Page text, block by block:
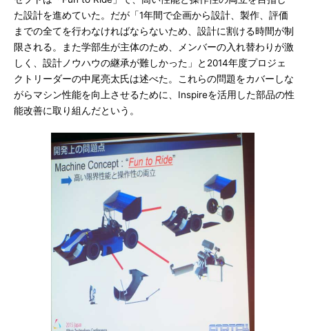
た設計を進めていた。だが「1年間で企画から設計、製作、評価
までの全てを行わなければならないため、設計に割ける時間が制
限される。また学部生が主体のため、メンバーの入れ替わりが激
しく、設計ノウハウの継承が難しかった」と2014年度プロジェ
クトリーダーの中尾亮太氏は述べた。これらの問題をカバーしな
がらマシン性能を向上させるために、Inspireを活用した部品の性
能改善に取り組んだという。